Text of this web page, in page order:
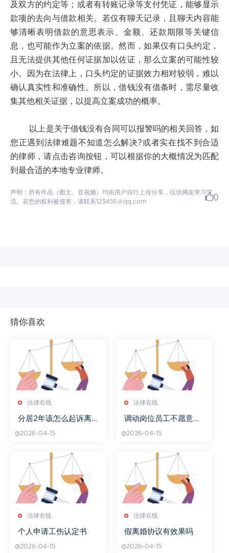
及双方的约定等；或者有转账记录等支付凭证，能够显示
款项的去向与借款相关。若仅有聊天记录，且聊天内容能
够清晰表明借款的意思表示、金额、还款期限等关键信
息，也可能作为立案的依据。然而，如果仅有口头约定，
且无法提供其他任何证据加以佐证，那么立案的可能性较
小。因为在法律上，口头约定的证据效力相对较弱，难以
确认真实性和准确性。所以，借钱没有借条时，需尽量收
集其他相关证据，以提高立案成功的概率。
以上是关于借钱没有合同可以报警吗的相关回答，如
您正遇到法律难题不知道怎么解决?或者实在找不到合适
的律师，请点击咨询按钮，可以根据你的大概情况为匹配
到最合适的本地专业律师。
声明：所有作品（图文、音视频）均由用户自行上传分享，仅供网友学习交
流。若您的权利被侵害，请联系123456@qq.com
0
猜你喜欢
法律在线
分居2年该怎么起诉离
2026-04-15
法律在线
调动岗位员工不愿意辞
2026-04-15
法律在线
个人申请工伤认定书
2026-04-15
法律在线
假离婚协议有效果吗
2026-04-15